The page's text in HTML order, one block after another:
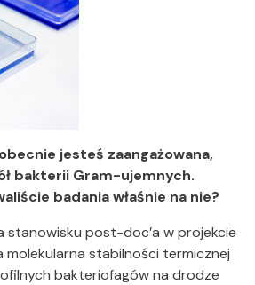
jesteś zaangażowana,
bakterii Gram-ujemnych.
badania właśnie na nie?
stanowisku post-doc’a w projekcie
molekularna stabilności termicznej
bakteriofagów na drodze